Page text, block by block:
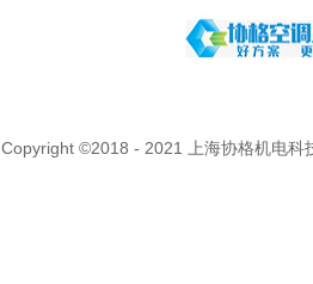
Copyright ©2018 - 2021 上海协格机电